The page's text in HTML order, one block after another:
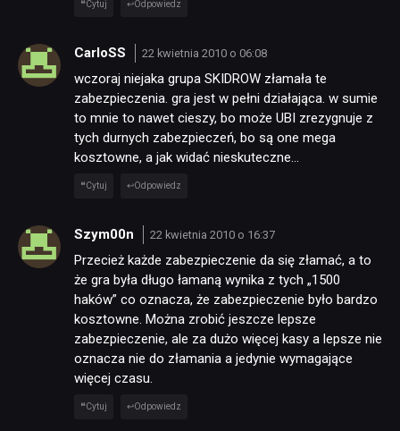
Cytuj Odpowiedz
CarloSS 22 kwietnia 2010 o 06:08
wczoraj niejaka grupa SKIDROW złamała te
zabezpieczenia. gra jest w pełni działająca. w sumie
to mnie to nawet cieszy, bo może UBI zrezygnuje z
tych durnych zabezpieczeń, bo są one mega
kosztowne, a jak widać nieskuteczne…
Cytuj Odpowiedz
Szym00n 22 kwietnia 2010 o 16:37
Przecież każde zabezpieczenie da się złamać, a to
że gra była długo łamaną wynika z tych „1500
haków” co oznacza, że zabezpieczenie było bardzo
kosztowne. Można zrobić jeszcze lepsze
zabezpieczenie, ale za dużo więcej kasy a lepsze nie
oznacza nie do złamania a jedynie wymagające
więcej czasu.
Cytuj Odpowiedz